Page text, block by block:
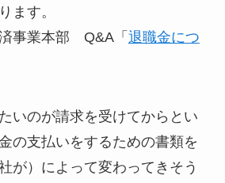
ます。
事業本部 Q&A「 退職金につ
いのが請求を受けてからとい
の支払いをするための書類を
が）によって変わってきそう